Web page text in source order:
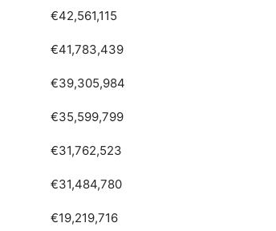
€42,561,115
€41,783,439
€39,305,984
€35,599,799
€31,762,523
€31,484,780
€19,219,716